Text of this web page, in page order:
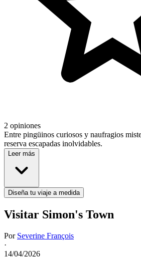
2 opiniones
Entre pingüinos curiosos y naufragios
reserva escapadas inolvidables.
Leer más
Diseña tu viaje a medida
Visitar Simon's Town
Por Severine François
·
14/04/2026